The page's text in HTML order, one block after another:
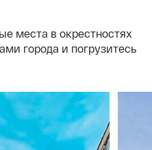
места в окрестностях
города и погрузитесь